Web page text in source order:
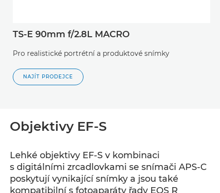
TS-E 90mm f/2.8L MACRO
Pro realistické portrétní a produktové snímky
NAJÍT PRODEJCE
Objektivy EF-S
Lehké objektivy EF-S v kombinaci
s digitálními zrcadlovkami se snímači APS-C
poskytují vynikající snímky a jsou také
kompatibilní s fotoaparáty řady EOS R